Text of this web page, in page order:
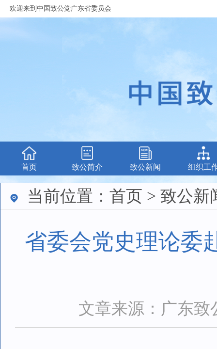
欢迎来到中国致公党广东省委员会
首页 致公简介 致公新闻 组织工
当前位置：首页 > 致公新
省委会党史理论委
文章来源：广东致